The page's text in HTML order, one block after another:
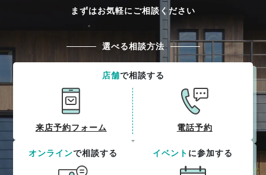
まずはお気軽にご相談ください
選べる相談方法
店舗で相談する
来店予約フォーム 電話予約
オンラインで相談する イベント に参加する